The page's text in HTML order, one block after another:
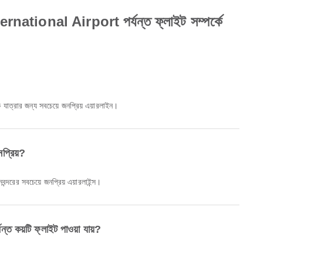
Airport পর্যন্ত ফ্লাইট সম্পর্কে
জন্য সবচেয়ে জনপ্রিয় এয়ারলাইন।
সবচেয়ে জনপ্রিয় এয়ারলাইন্স।
ফ্লাইট পাওয়া যায়?